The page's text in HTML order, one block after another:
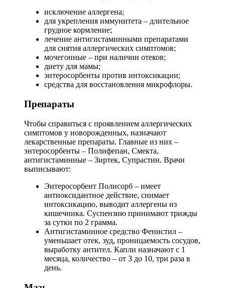
исключение аллергена;
для укрепления иммунитета – длительное
грудное кормление;
лечение антигистаминными препаратами
для снятия аллергических симптомов;
мочегонные – при наличии отеков;
диету для мамы;
энтеросорбенты против интоксикации;
средства для восстановления микрофлоры.
Препараты
Чтобы справиться с проявлением аллергических
симптомов у новорожденных, назначают
лекарственные препараты. Главные из них –
энтеросорбенты – Полифепан, Смекта,
антигистаминные – Зиртек, Супрастин. Врачи
выписывают:
Энтеросорбент Полисорб – имеет
антиоксидантное действие, снимает
интоксикацию, выводит аллергены из
кишечника. Суспензию принимают трижды
за сутки по 2 грамма.
Антигистаминное средство Фенистил –
уменьшает отек, зуд, проницаемость сосудов,
выработку антител. Капли назначают с 1
месяца, количество – от 3 до 10, три раза в
день.